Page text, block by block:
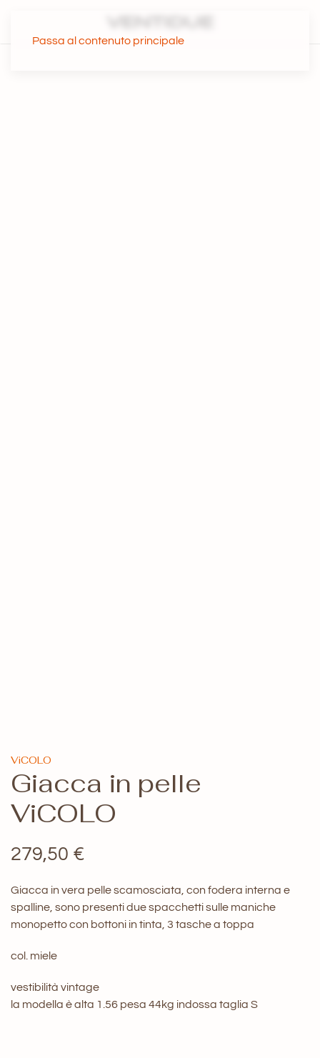
Passa al contenuto principale
ViCOLO
Giacca in pelle
ViCOLO
279,50 €
Giacca in vera pelle scamosciata, con fodera interna e
spalline, sono presenti due spacchetti sulle maniche
monopetto con bottoni in tinta, 3 tasche a toppa
col. miele
vestibilità vintage
la modella è alta 1.56 pesa 44kg indossa taglia S